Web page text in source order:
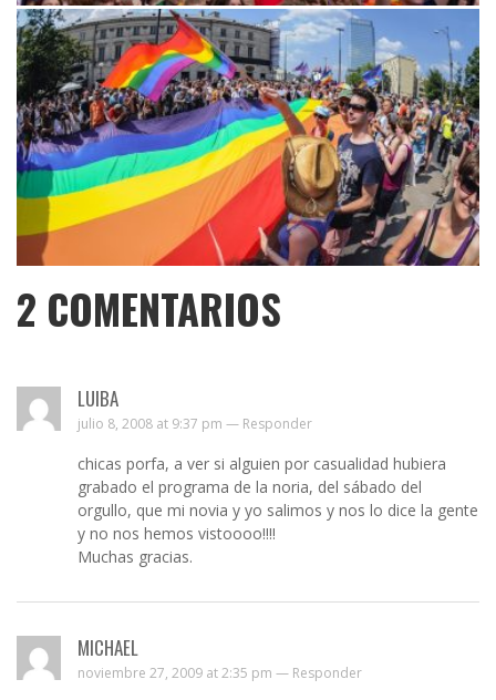
2 COMENTARIOS
LUIBA
julio 8, 2008 at 9:37 pm — Responder
chicas porfa, a ver si alguien por casualidad hubiera
grabado el programa de la noria, del sábado del
orgullo, que mi novia y yo salimos y nos lo dice la gente
y no nos hemos vistoooo!!!!
Muchas gracias.
MICHAEL
noviembre 27, 2009 at 2:35 pm — Responder